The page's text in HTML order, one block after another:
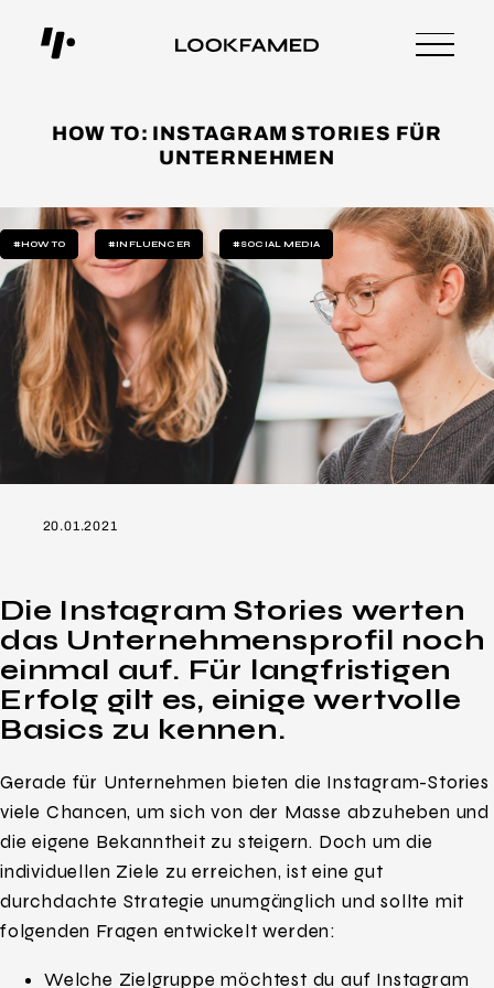
HOW TO: INSTAGRAM STORIES FÜR
UNTERNEHMEN
#HOW TO #INFLUENCER #SOCIAL MEDIA
20.01.2021
Die Instagram Stories werten
das Unternehmensprofil noch
einmal auf. Für langfristigen
Erfolg gilt es, einige wertvolle
Basics zu kennen.
Gerade für Unternehmen bieten die Instagram-Stories
viele Chancen, um sich von der Masse abzuheben und
die eigene Bekanntheit zu steigern. Doch um die
individuellen Ziele zu erreichen, ist eine gut
durchdachte Strategie unumgänglich und sollte mit
folgenden Fragen entwickelt werden:
Welche Zielgruppe möchtest du auf Instagram